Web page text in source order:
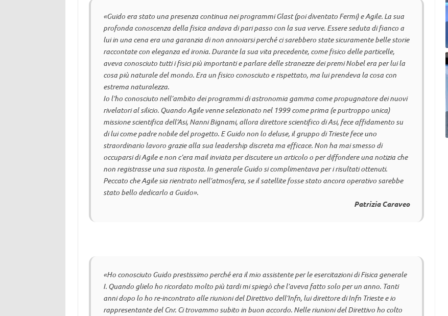
«Guido era stato una presenza continua nei programmi Glast (poi diventato Fermi) e Agile. La sua
profonda conoscenza della fisica andava di pari passo con la sua verve. Essere seduta di fianco a
lui in una cena era una garanzia di non annoiarsi perché ci sarebbero state sicuramente belle storie
raccontate con eleganza ed ironia. Durante la sua vita precedente, come fisico delle particelle,
aveva conosciuto tutti i fisici più importanti e parlare delle stranezze dei premi Nobel era per lui la
cosa più naturale del mondo. Era un fisico conosciuto e rispettato, ma lui prendeva la cosa con
estrema naturalezza.
Io l’ho conosciuto nell’ambito dei programmi di astronomia gamma come propugnatore dei nuovi
rivelatori al silicio. Quando Agile venne selezionato nel 1999 come prima (e purtroppo unica)
missione scientifica dell’Asi, Nanni Bignami, allora direttore scientifico di Asi, fece affidamento su
di lui come padre nobile del progetto. E Guido non lo deluse, il gruppo di Trieste fece uno
straordinario lavoro grazie alla sua leadership discreta ma efficace. Non ha mai smesso di
occuparsi di Agile e non c’era mail inviata per discutere un articolo o per diffondere una notizia che
non registrasse una sua risposta. In generale Guido si complimentava per i risultati ottenuti.
Peccato che Agile sia rientrato nell’atmosfera, se il satellite fosse stato ancora operativo sarebbe
stato bello dedicarlo a Guido».
Patrizia Caraveo
«Ho conosciuto Guido prestissimo perché era il mio assistente per le esercitazioni di Fisica generale
I. Quando glielo ho ricordato molto più tardi mi spiegò che l’aveva fatto solo per un anno. Tanti
anni dopo lo ho re-incontrato alle riunioni del Direttivo dell’Infn, lui direttore di Infn Trieste e io
rappresentante del Cnr. Ci trovammo subito in buon accordo. Nelle riunioni del Direttivo ho colto